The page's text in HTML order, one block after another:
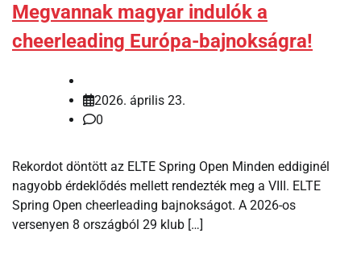
Megvannak magyar indulók a
cheerleading Európa-bajnokságra!
2026. április 23.
0
Rekordot döntött az ELTE Spring Open Minden eddiginél
nagyobb érdeklődés mellett rendezték meg a VIII. ELTE
Spring Open cheerleading bajnokságot. A 2026-os
versenyen 8 országból 29 klub […]